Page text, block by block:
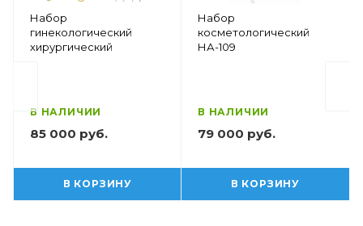
Набор
гинекологический
хирургический
В НАЛИЧИИ
85 000 руб.
В КОРЗИНУ
Набор
косметологический
НА-109
В НАЛИЧИИ
79 000 руб.
В КОРЗИНУ